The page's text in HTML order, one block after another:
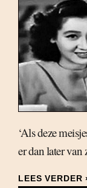
‘Als deze
er dan later van
LEES VERDER